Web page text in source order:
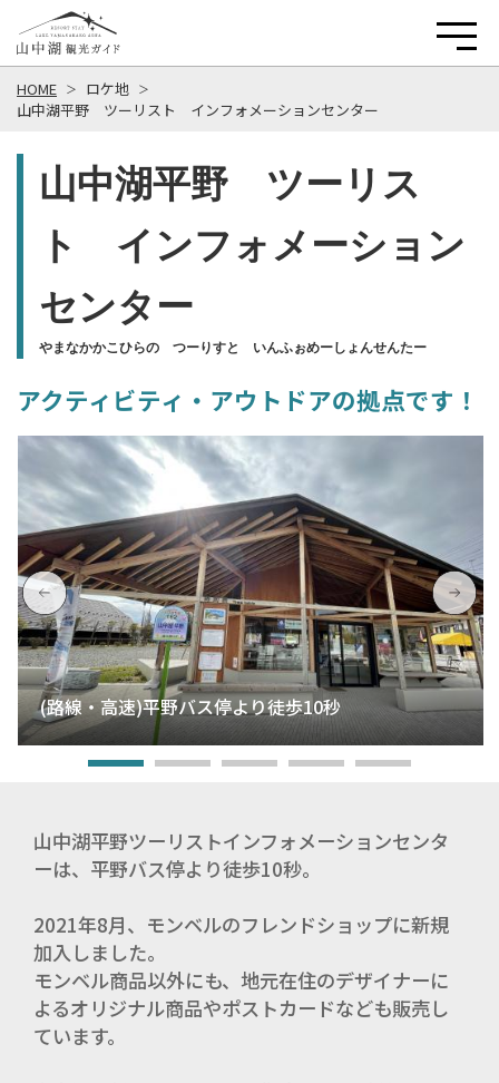
HOME
ロケ地
山中湖平野 ツーリスト インフォメーションセンター
山中湖平野 ツーリス
ト インフォメーション
センター
やまなかかこひらの つーりすと いんふぉめーしょんせんたー
アクティビティ・アウトドアの拠点です！
(路線・高速)平野バス停より徒歩10秒
山中湖平野ツーリストインフォメーションセンタ
ーは、平野バス停より徒歩10秒。
2021年8月、モンベルのフレンドショップに新規
加入しました。
モンベル商品以外にも、地元在住のデザイナーに
よるオリジナル商品やポストカードなども販売し
ています。